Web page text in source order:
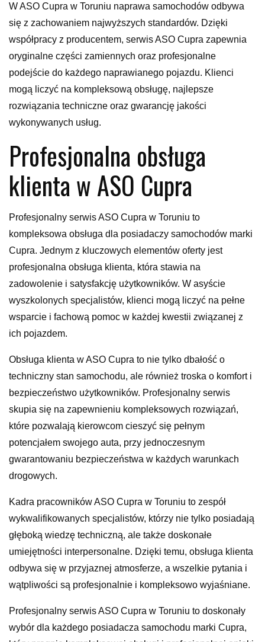
W ASO Cupra w Toruniu naprawa samochodów odbywa
się z zachowaniem najwyższych standardów. Dzięki
współpracy z producentem, serwis ASO Cupra zapewnia
oryginalne części zamiennych oraz profesjonalne
podejście do każdego naprawianego pojazdu. Klienci
mogą liczyć na kompleksową obsługę, najlepsze
rozwiązania techniczne oraz gwarancję jakości
wykonywanych usług.
Profesjonalna obsługa
klienta w ASO Cupra
Profesjonalny serwis ASO Cupra w Toruniu to
kompleksowa obsługa dla posiadaczy samochodów marki
Cupra. Jednym z kluczowych elementów oferty jest
profesjonalna obsługa klienta, która stawia na
zadowolenie i satysfakcję użytkowników. W asyście
wyszkolonych specjalistów, klienci mogą liczyć na pełne
wsparcie i fachową pomoc w każdej kwestii związanej z
ich pojazdem.
Obsługa klienta w ASO Cupra to nie tylko dbałość o
techniczny stan samochodu, ale również troska o komfort i
bezpieczeństwo użytkowników. Profesjonalny serwis
skupia się na zapewnieniu kompleksowych rozwiązań,
które pozwalają kierowcom cieszyć się pełnym
potencjałem swojego auta, przy jednoczesnym
gwarantowaniu bezpieczeństwa w każdych warunkach
drogowych.
Kadra pracowników ASO Cupra w Toruniu to zespół
wykwalifikowanych specjalistów, którzy nie tylko posiadają
głęboką wiedzę techniczną, ale także doskonałe
umiejętności interpersonalne. Dzięki temu, obsługa klienta
odbywa się w przyjaznej atmosferze, a wszelkie pytania i
wątpliwości są profesjonalnie i kompleksowo wyjaśniane.
Profesjonalny serwis ASO Cupra w Toruniu to doskonały
wybór dla każdego posiadacza samochodu marki Cupra,